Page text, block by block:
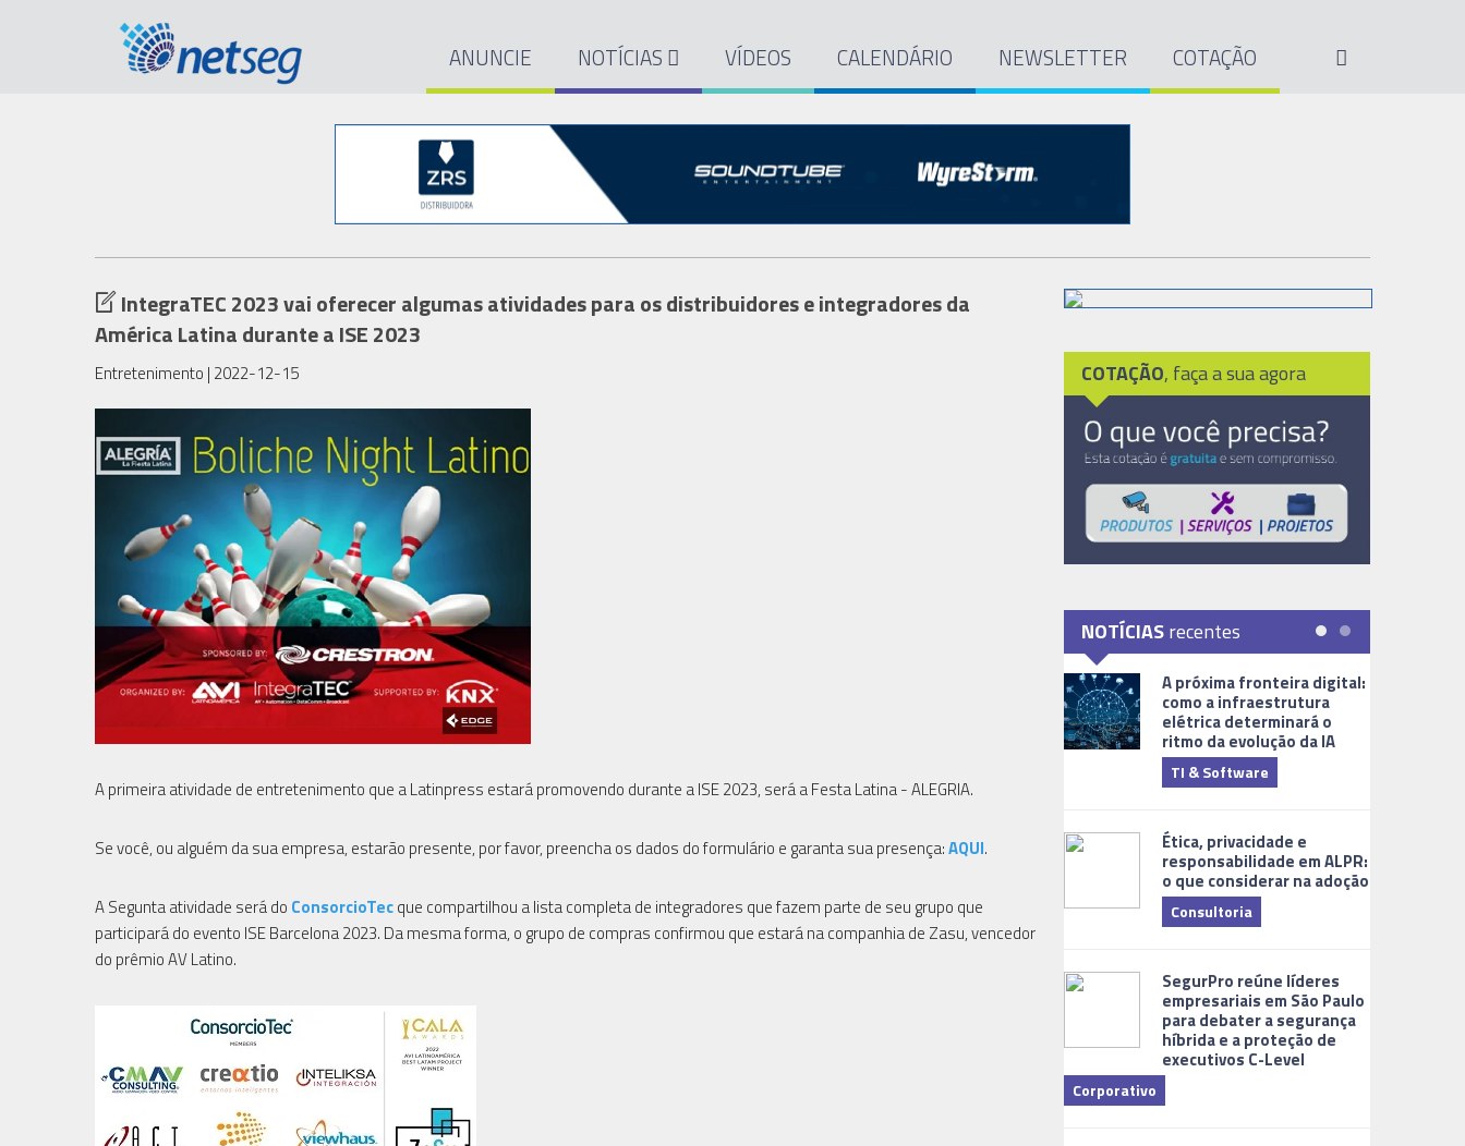
ANUNCIE NOTÍCIAS VÍDEOS CALENDÁRIO NEWSLETTER COTAÇÃO
IntegraTEC 2023 vai oferecer algumas atividades para os distribuidores e integradores da
América Latina durante a ISE 2023
Entretenimento | 2022-12-15
A primeira atividade de entretenimento que a Latinpress estará promovendo durante a ISE 2023, será a Festa Latina - ALEGRIA.
Se você, ou alguém da sua empresa, estarão presente, por favor, preencha os dados do formulário e garanta sua presença:AQUI.
A Segunta atividade será do ConsorcioTecque compartilhou a lista completa de integradores que fazem parte de seu grupo que
participará do evento ISE Barcelona 2023. Da mesma forma, o grupo de compras confirmou que estará na companhia de Zasu, vencedor
do prêmio AV Latino.
COTAÇÃO, faça a sua agora
NOTÍCIASrecentes
A próxima fronteira digital:
como a infraestrutura
elétrica determinará o
ritmo da evolução da IA
TI & Software
Ética, privacidade e
responsabilidade em ALPR:
o que considerar na adoção
Consultoria
SegurPro reúne líderes
empresariais em São Paulo
para debater a segurança
híbrida e a proteção de
executivos C-Level
Corporativo